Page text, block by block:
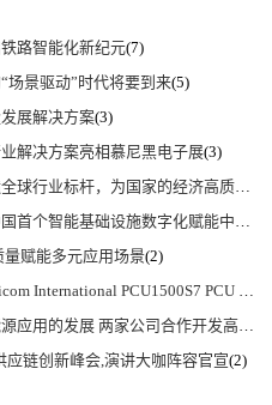
路智能化新纪元(7)
场景驱动”时代将要到来(5)
展解决方案(3)
解决方案亮相慕尼黑电子展(3)
量发展贡献更大力量|上海电气集团党委书记、董事长吴磊来访
个智能基础设施数字化赋能中心
赋能多元应用场景(2)
PCU1500S7 PCU 1500 S7 V4.5.0
高性能储能和太阳能组串式逆变器方案 以实现可持续的未来
应链创新峰会,演讲大咖阵容官宣(2)